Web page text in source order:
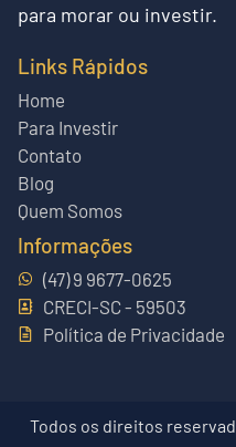
para morar ou investir.
Links Rápidos
Home
Para Investir
Contato
Blog
Quem Somos
Informações
(47) 9 9677-0625
CRECI-SC - 59503
Política de Privacidade
Todos os direitos